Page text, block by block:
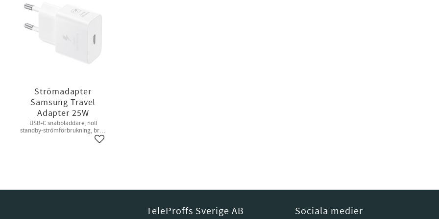
Strömadapter
Samsung Travel
Adapter 25W
USB-C snabbladdare, noll
standby-strömförbrukning, bred
kompatibilitet, utan kabel
Lägg till i favoriter
TeleProffs Sverige AB Sociala medier